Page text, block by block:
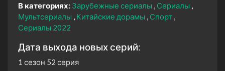
В категориях: Зарубежные сериалы
Сериалы
Мультсериалы
Китайские дорамы
Спорт
Сериалы 2022
Дата выхода новых серий:
1 сезон 52 серия